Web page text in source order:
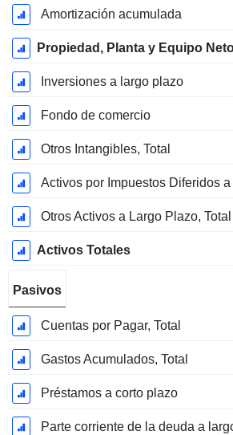
Amortización acumulada
Propiedad, Planta y Equipo
Inversiones a largo plazo
Fondo de comercio
Otros Intangibles, Total
Activos por Impuestos Diferidos
Otros Activos a Largo Plazo, Total
Activos Totales
Pasivos
Cuentas por Pagar, Total
Gastos Acumulados, Total
Préstamos a corto plazo
Parte corriente de la deuda a